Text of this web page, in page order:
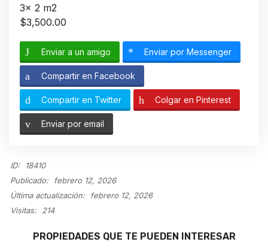
3x 2 m2
$3,500.00
Enviar a un amigo Enviar por Messenger
Compartir en Facebook
Compartir en Twitter Colgar en Pinterest
Enviar por email
ID:
18410
Publicado:
febrero 12, 2026
Última actualización:
febrero 12, 2026
Visitas:
214
PROPIEDADES QUE TE PUEDEN INTERESAR